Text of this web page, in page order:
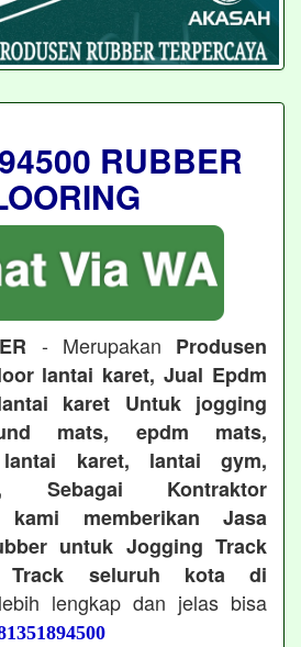
RUBBER
- Merupakan Produsen
lantai karet, Jual Epdm
karet Untuk jogging
mats, epdm mats,
lantai karet, lantai gym,
Sebagai Kontraktor
kami memberikan Jasa
untuk Jogging Track
Track seluruh kota di
lengkap dan jelas bisa